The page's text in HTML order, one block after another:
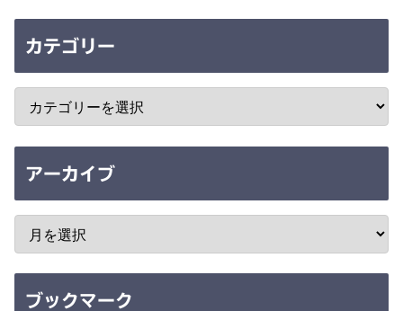
カテゴリー
アーカイブ
ブックマーク